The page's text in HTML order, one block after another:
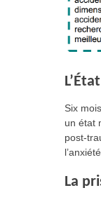
Six
un état
post-
La